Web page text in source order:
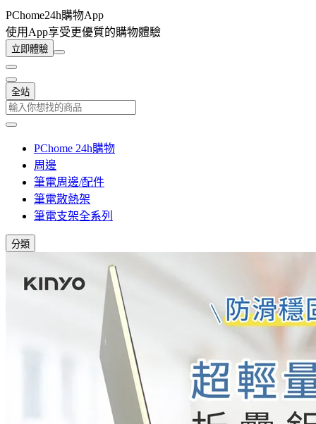
PChome24h購物App
使用App享受更優質的購物體驗
立即體驗
全站
PChome 24h購物
周邊
筆電周邊/配件
筆電散熱架
筆電支架全系列
分類